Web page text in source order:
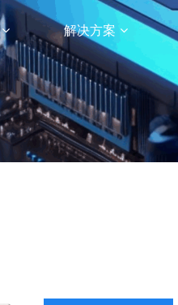
解决方案